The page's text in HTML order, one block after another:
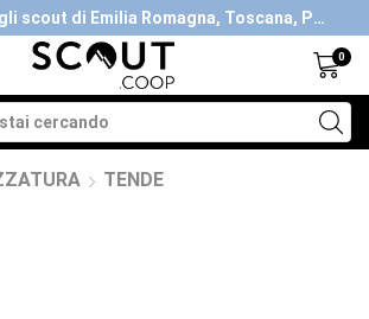
A servizio degli scout di Emilia Romagna, Toscana, Piemonte, Valle d'Aosta- Gratis la spedizione con ordini > €40
0
TENDE